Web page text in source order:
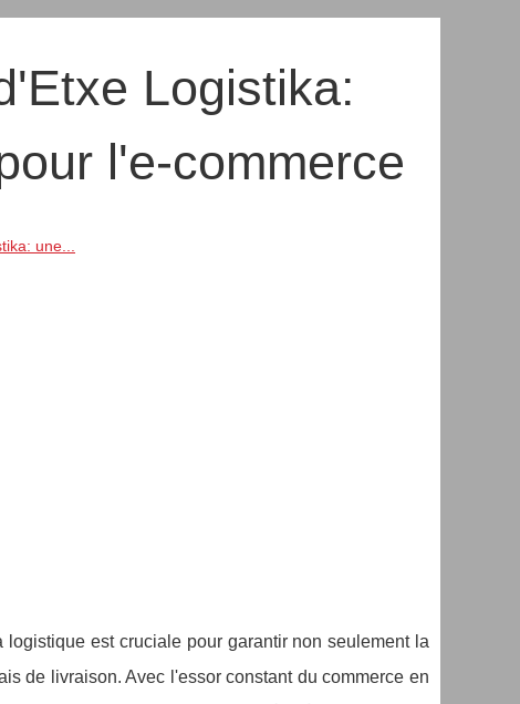
Logistika:
l'e-commerce
une...
est cruciale pour garantir non seulement la
de livraison. Avec l'essor constant du commerce en